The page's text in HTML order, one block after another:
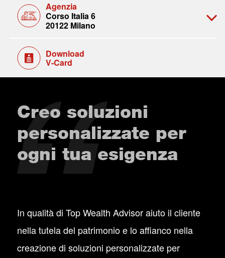
Agenzia
Corso Italia 6
20122 Milano
Download
V-Card
Creo soluzioni
personalizzate per
ogni tua esigenza
In qualità di Top Wealth Advisor aiuto il cliente
nella tutela del patrimonio e lo affianco nella
creazione di soluzioni personalizzate per